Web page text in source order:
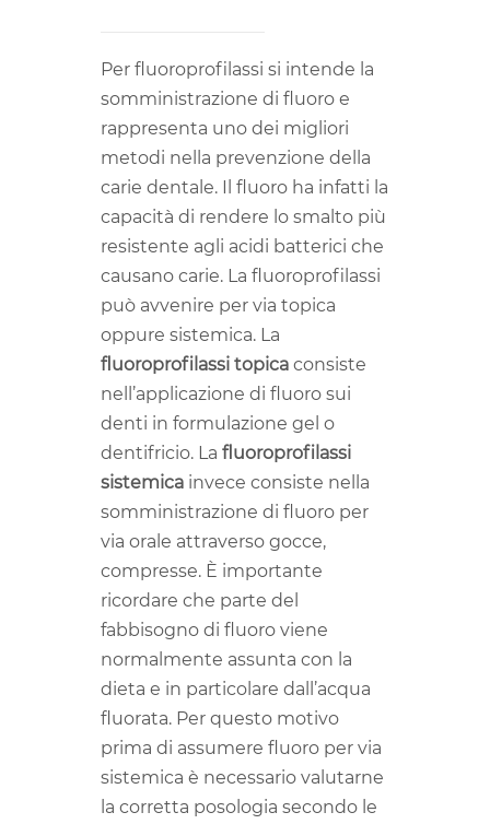
Per fluoroprofilassi si intende la
somministrazione di fluoro e
rappresenta uno dei migliori
metodi nella prevenzione della
carie dentale. Il fluoro ha infatti la
capacità di rendere lo smalto più
resistente agli acidi batterici che
causano carie. La fluoroprofilassi
può avvenire per via topica
oppure sistemica. La
fluoroprofilassi topica consiste
nell’applicazione di fluoro sui
denti in formulazione gel o
dentifricio. La fluoroprofilassi
sistemica invece consiste nella
somministrazione di fluoro per
via orale attraverso gocce,
compresse. È importante
ricordare che parte del
fabbisogno di fluoro viene
normalmente assunta con la
dieta e in particolare dall’acqua
fluorata. Per questo motivo
prima di assumere fluoro per via
sistemica è necessario valutarne
la corretta posologia secondo le